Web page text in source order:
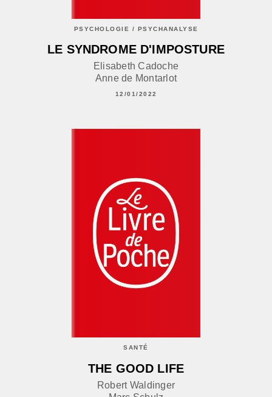
PSYCHOLOGIE / PSYCHANALYSE
LE SYNDROME D'IMPOSTURE
Elisabeth Cadoche
Anne de Montarlot
12/01/2022
SANTÉ
THE GOOD LIFE
Robert Waldinger